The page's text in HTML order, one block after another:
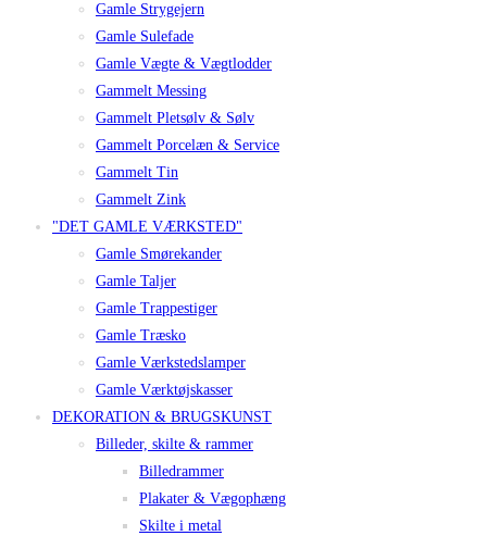
Gamle Strygejern
Gamle Sulefade
Gamle Vægte & Vægtlodder
Gammelt Messing
Gammelt Pletsølv & Sølv
Gammelt Porcelæn & Service
Gammelt Tin
Gammelt Zink
"DET GAMLE VÆRKSTED"
Gamle Smørekander
Gamle Taljer
Gamle Trappestiger
Gamle Træsko
Gamle Værkstedslamper
Gamle Værktøjskasser
DEKORATION & BRUGSKUNST
Billeder, skilte & rammer
Billedrammer
Plakater & Vægophæng
Skilte i metal